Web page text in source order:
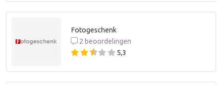
Fotogeschenk
2 beoordelingen
5,3